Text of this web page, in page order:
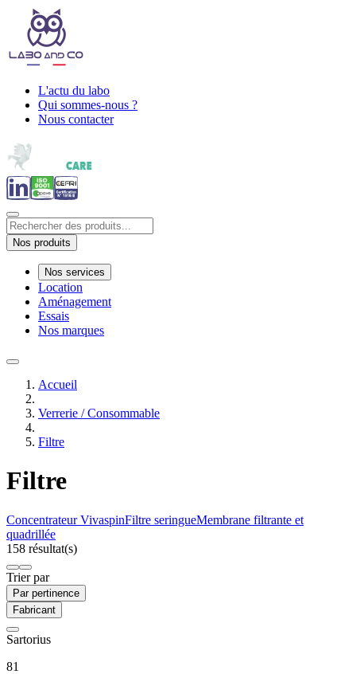
L'actu du labo
Qui sommes-nous ?
Nous contacter
Nos produits
Nos services
Location
Aménagement
Essais
Nos marques
Accueil
Verrerie / Consommable
Filtre
Filtre
Concentrateur VivaspinFiltre seringueMembrane filtrante et
quadrillée
158 résultat(s)
Trier par
Par pertinence
Fabricant
Sartorius
81